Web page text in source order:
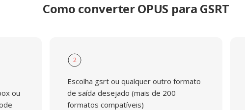
Como converter OPUS para GSRT
ou
2
Escolha gsrt ou qualquer outro formato
de saída desejado (mais de 200
formatos compatíveis)